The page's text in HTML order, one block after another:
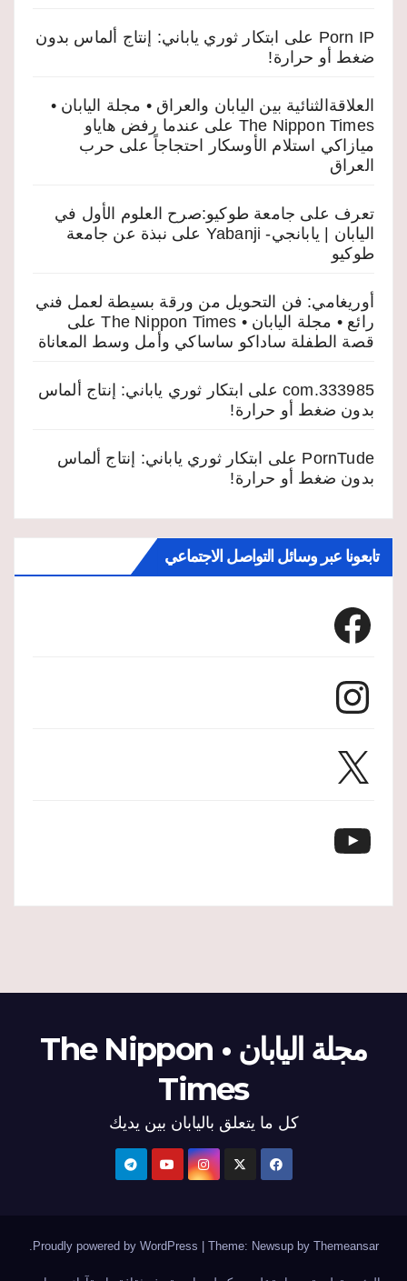
Porn IP على
ابتكار ثوري ياباني: إنتاج ألماس بدون
ضغط أو حرارة!
العلاقةالثنائية بين اليابان والعراق • مجلة اليابان •
The Nippon Times على عندما رفض هاياو
ميازاكي استلام الأوسكار احتجاجاً على حرب
العراق
تعرف على جامعة طوكيو:صرح العلوم الأول في
اليابان | يابانجي- Yabanji
على نبذة عن جامعة
طوكيو
أوريغامي: فن التحويل من ورقة بسيطة لعمل فني
رائع • مجلة اليابان • The Nippon Times
على
قصة الطفلة ساداكو ساساكي وأمل وسط المعاناة
333985.com على ابتكار ثوري ياباني: إنتاج ألماس
بدون ضغط أو حرارة!
PornTude على
ابتكار ثوري ياباني: إنتاج ألماس
بدون ضغط أو حرارة!
تابعونا عبر وسائل التواصل الاجتماعي
Facebook
Instagram
X
YouTube
مجلة اليابان • The Nippon
Times
كل ما يتعلق باليابان بين يديك
Proudly powered by WordPress | Theme: Newsup by Themeansar